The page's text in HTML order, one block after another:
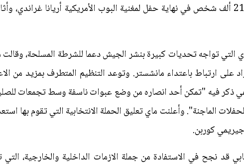
مداخل قاعة مانشستر أرينا التي تتسع لنحو 21 ألف شخص في نهاية حفل لمغنية البوب الأمريكية أريانا
التي تواجه تحديات كبيرة بنشر الجيش دعما للشرطة المسلحة، وقالت
ارتباط باعتداء مانشستر. وتوعد التنظيم المتطرف بمزيد من
ذكر فيه "تمكن أحد انصاره من وضع عبوات ناسفة وسط تجمعات
الماجنة". وأعلنت ماي تعليق الحملة الانتخابية التي تقوم بها
قد نجح في الاستفادة من جملة الازمات الداخلية والخارجية، التي